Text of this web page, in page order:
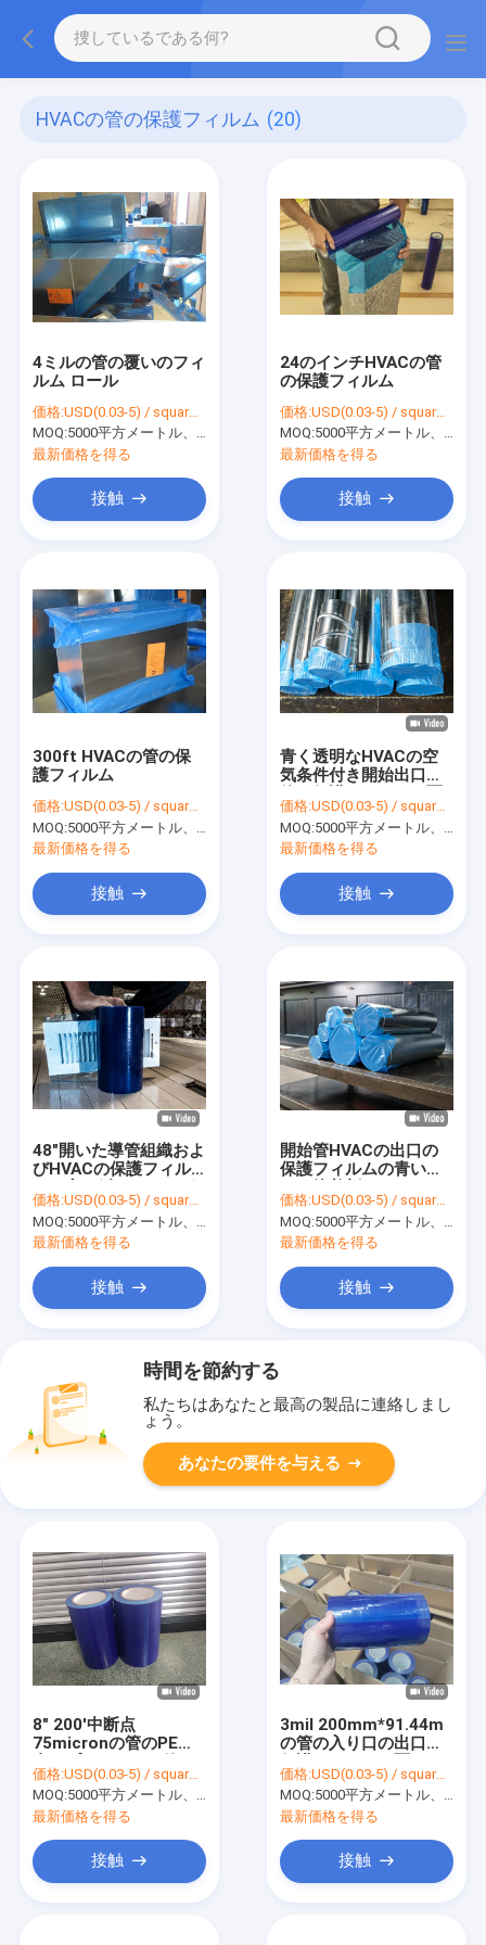
HVACの管の保護フィルム (20)
4ミルの管の覆いのフィ
ルム ロール
価格:USD(0.03-5) / square meter
MOQ:5000平方メートル、印刷を用いる10000平方メートル
最新価格を得る
接触
24のインチHVACの管
の保護フィルム
価格:USD(0.03-5) / square meter
MOQ:5000平方メートル、印刷を用いる10000平方メートル
最新価格を得る
接触
300ft HVACの管の保
護フィルム
価格:USD(0.03-5) / square meter
MOQ:5000平方メートル、印刷を用いる10000平方メートル
最新価格を得る
接触
青く透明なHVACの空
気条件付き開始出口の
い
価格:USD(0.03-5) / square meter
MOQ:5000平方メートル、印刷を用いる10000平方メートル
最新価格を得る
接触
48"開いた導管組織およ
びHVACの保護フィル
覆い
価格:USD(0.03-5) / square meter
MOQ:5000平方メートル、印刷を用いる10000平方メートル
最新価格を得る
接触
開始管HVACの出口の
保護フィルムの青い覆
価格:USD(0.03-5) / square meter
MOQ:5000平方メートル、印刷を用いる10000平方メートル
最新価格を得る
接触
時間を節約する
私たちはあなたと最高の製品に連絡しまし
ょう。
あなたの要件を与える
8" 200'中断点
75micronの管のPEの
保護フィルム
価格:USD(0.03-5) / square meter
MOQ:5000平方メートル、印刷を用いる10000平方メートル
最新価格を得る
接触
3mil 200mm*91.44m
の管の入り口の出口の
反塵
価格:USD(0.03-5) / square meter
MOQ:5000平方メートル、印刷を用いる10000平方メートル
最新価格を得る
接触